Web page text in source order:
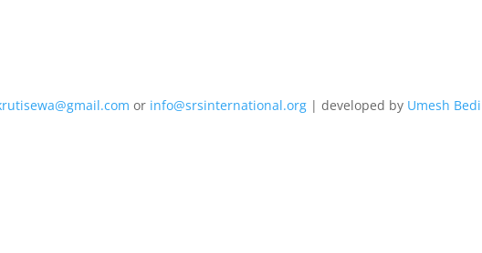
or info@srsinternational.org | developed by Umesh Bedi